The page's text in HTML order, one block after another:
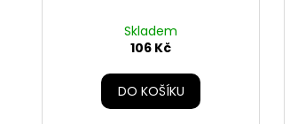
Skladem
106 Kč
DO KOŠÍKU